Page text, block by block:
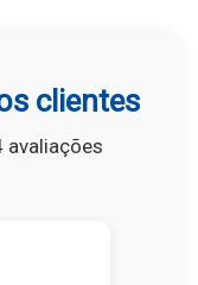
clientes
avaliações